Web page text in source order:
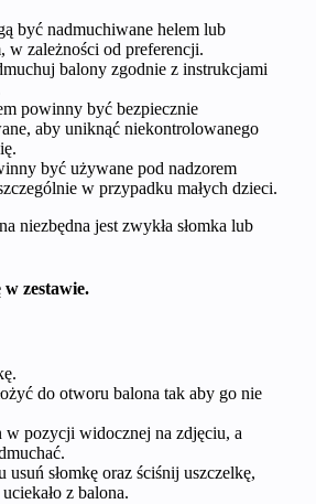
być nadmuchiwane helem lub
w zależności od preferencji.
balony zgodnie z instrukcjami
powinny być bezpiecznie
aby uniknąć niekontrolowanego
być używane pod nadzorem
w przypadku małych dzieci.
niezbędna jest zwykła słomka lub
zestawie.
do otworu balona tak aby go nie
w pozycji widocznej na zdjęciu, a
usuń słomkę oraz ściśnij uszczelkę,
z balona.